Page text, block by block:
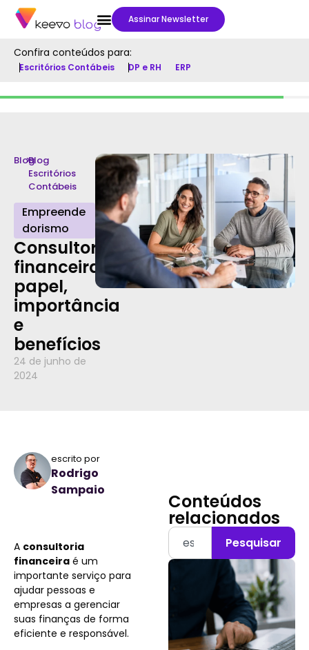
Assinar Newsletter
Confira conteúdos para:
Escritórios Contábeis DP e RH ERP
Blog
>Blog
Escritórios
Contábeis
Empreende
dorismo
Consultoria
financeira:
papel,
importância
e
benefícios
24 de junho de
2024
escrito por
Rodrigo
Sampaio
A consultoria
financeira é um
importante serviço para
ajudar pessoas e
empresas a gerenciar
suas finanças de forma
eficiente e responsável.
Conteúdos
relacionados
Pesquisar